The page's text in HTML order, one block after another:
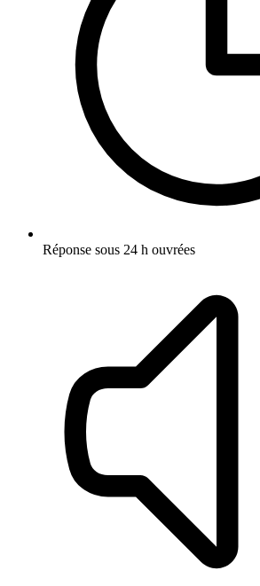
Réponse sous 24 h ouvrées